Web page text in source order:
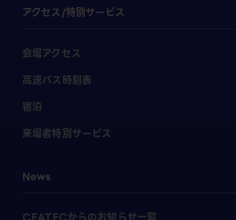
アクセス/特別サービス
会場アクセス
高速バス時刻表
宿泊
来場者特別サービス
News